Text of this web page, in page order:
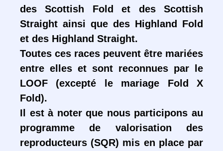
des Scottish Fold et des Scottish
Straight ainsi que des Highland Fold
et des Highland Straight.
Toutes ces races peuvent être mariées
entre elles et sont reconnues par le
LOOF (excepté le mariage Fold X
Fold).
Il est à noter que nous participons au
programme de valorisation des
reproducteurs (SQR) mis en place par